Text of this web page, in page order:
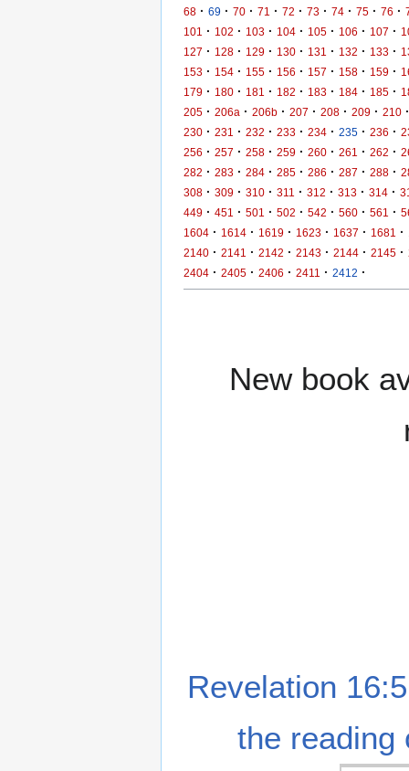
68 · 69 · 70 · 71 · 72 · 73 · 74 · 75 · 76 ·
101
· 102 · 103 · 104 · 105 · 106 · 107 ·
127 · 128 · 129 · 130 · 131 · 132 · 133 ·
153 · 154 · 155 · 156 · 157 · 158 · 159 ·
179 · 180 · 181 · 182 · 183 · 184 · 185 ·
205 · 206a · 206b · 207 · 208 · 209 · 210 ·
230 · 231 · 232 · 233 · 234 · 235 · 236 ·
256 · 257 · 258 · 259 · 260 · 261 · 262 ·
282 · 283 · 284 · 285 · 286 · 287 · 288 ·
308 · 309 · 310 · 311 · 312 · 313 · 314 ·
449 · 451 · 501 · 502 · 542 · 560 · 561 ·
1604 · 1614 · 1619 · 1623 · 1637 · 1681 ·
2140 · 2141 · 2142 · 2143 · 2144 · 2145 ·
2404 · 2405 · 2406 · 2411 · 2412 ·
New book
Revelation
the reading